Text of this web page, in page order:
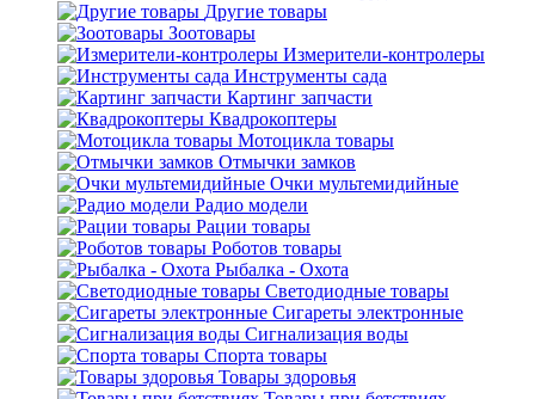
Другие товары
Зоотовары
Измерители-контролеры
Инструменты сада
Картинг запчасти
Квадрокоптеры
Мотоцикла товары
Отмычки замков
Очки мультемидийные
Радио модели
Рации товары
Роботов товары
Рыбалка - Охота
Светодиодные товары
Сигареты электронные
Сигнализация воды
Спорта товары
Товары здоровья